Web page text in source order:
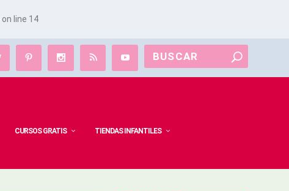
on line 14
CURSOS GRATIS TIENDAS INFANTILES